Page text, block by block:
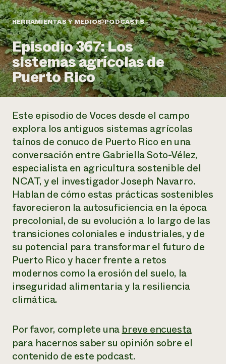
Informes anuales y financieros
Historias de impacto
Informe de
impacto 2024
LEER EL INFORME
Latinos en la agricultura
Sistemas alimentarios locales
Agricultura urbana
Las mujeres en la agricultura
Evento anual de reciclaje de productos electrónicos
Programa de descuentos de NorthWestern Energy
Servicios energéticos comerciales
Servicios energéticos residenciales
LIHEAP
Centro de intercambio de información AgriSolar
Blog
Podcasts
Publicaciones
Cursos cortos
Vídeos
Oportunidades de financiación
Noticias
Internship Hub
Buscar prácticas
Contratar a un becario
Llame a la
Asociaciones empresariales
Donar
Donaciones planificadas
Boletín
Consultas de los medios de comunicación
Todos
contribuyen a la
resiliencia de la
comunidad.
DONAR AHORA
HERRAMIENTAS Y MEDIOS PODCASTS
Episodio 367: Los
sistemas agrícolas de
Puerto Rico
Este episodio deVoces desde el campo
explora los antiguos sistemas agrícolas
taínos de conuco de Puerto Rico en una
conversación entre Gabriella Soto-Vélez,
especialista en agricultura sostenible del
NCAT, y el investigador Joseph Navarro.
Hablan de cómo estas prácticas sostenibles
favorecieron la autosuficiencia en la época
precolonial, de su evolución a lo largo de las
transiciones coloniales e industriales, y de
su potencial para transformar el futuro de
Puerto Rico y hacer frente a retos
modernos como la erosión del suelo, la
inseguridad alimentaria y la resiliencia
climática.
Por favor, complete unabreve encuesta
para hacernos saber su opinión sobre el
contenido de este podcast.